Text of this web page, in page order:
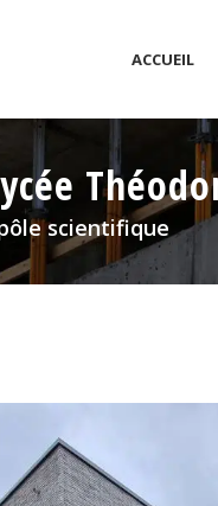
ACCUEIL
LOGEMENTS COLLECTIFS
EQUIPEMENTS PUBLICS,
ET LOISIR
INDUSTRIELS
scientifique